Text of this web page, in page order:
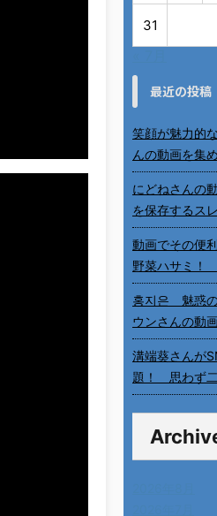
31
最近の投稿
笑顔が魅力的
んの動画を集
にどねさんの
を保存するスレ
動画でその便
野菜ハサミ！
홍지은 魅惑
ウンさんの動
溝端葵さんが
題！ 思わず